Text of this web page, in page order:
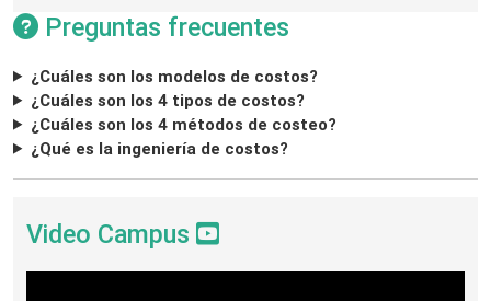
Preguntas frecuentes
¿Cuáles son los modelos de costos?
¿Cuáles son los 4 tipos de costos?
¿Cuáles son los 4 métodos de costeo?
¿Qué es la ingeniería de costos?
Video Campus